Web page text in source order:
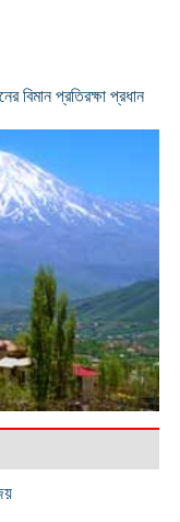
বিমান প্রতিরক্ষা প্রধান